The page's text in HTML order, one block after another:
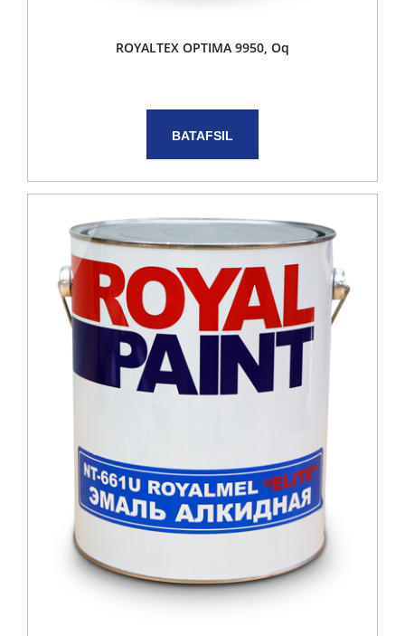
ROYALTEX OPTIMA 9950, Oq
BATAFSIL